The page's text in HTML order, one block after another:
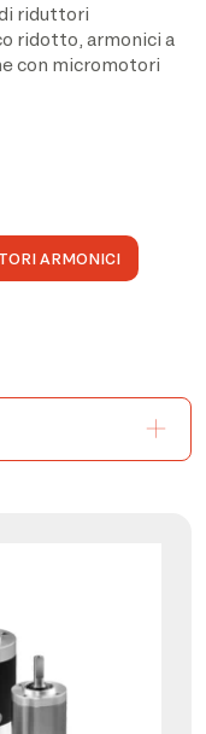
riduttori
ridotto, armonici a
con micromotori
ARMONICI